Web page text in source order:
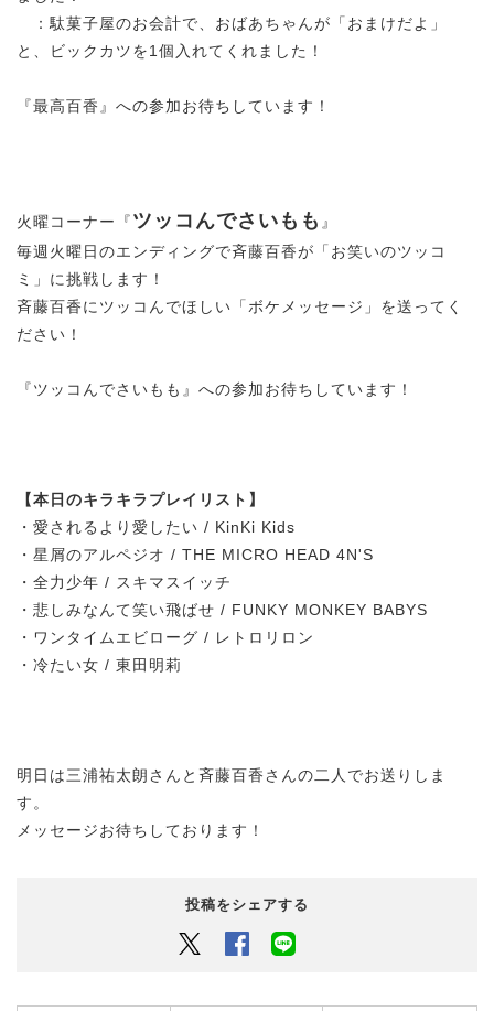
：駄菓子屋のお会計で、おばあちゃんが「おまけだよ」
と、ビックカツを1個入れてくれました！
『最高百香』への参加お待ちしています！
火曜コーナー『ツッコんでさいもも 』
毎週火曜日のエンディングで斉藤百香が「お笑いのツッコ
ミ」に挑戦します！
斉藤百香にツッコんでほしい「ボケメッセージ」を送ってく
ださい！
『ツッコんでさいもも』への参加お待ちしています！
【本日のキラキラプレイリスト】
・愛されるより愛したい / KinKi Kids
・星屑のアルペジオ / THE MICRO HEAD 4N'S
・全力少年 / スキマスイッチ
・悲しみなんて笑い飛ばせ / FUNKY MONKEY BABYS
・ワンタイムエビローグ / レトロリロン
・冷たい女 / 東田明莉
明日は三浦祐太朗さんと斉藤百香さんの二人でお送りしま
す。
メッセージお待ちしております！
投稿をシェアする
Twitter Facebook